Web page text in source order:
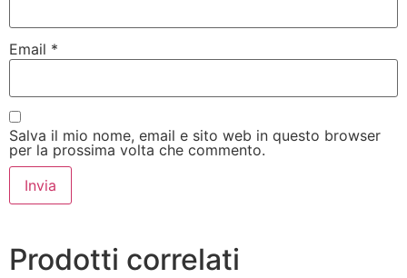
Email *
Salva il mio nome, email e sito web in questo browser
per la prossima volta che commento.
Prodotti correlati